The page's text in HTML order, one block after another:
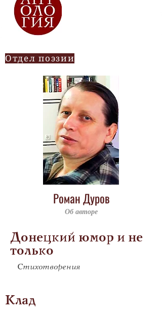
Отдел поэзии
Роман Дуров
Об авторе
Донецкий юмор и не
только
Стихотворения
Клад